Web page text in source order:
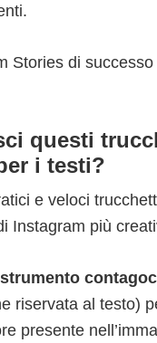
Stories di
questi
i testi?
e veloci
Instagram più
strumento
riservata al testo)
presente